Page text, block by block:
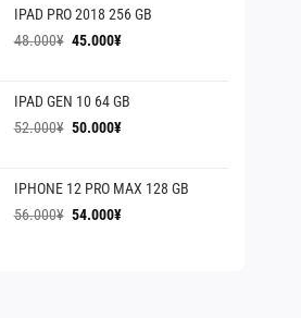
60.000¥.là:
55.000¥.
IPAD PRO 2018 256 GB
48.000¥ Giá
48.000¥.
45.000¥Giá
là:
45.000¥.
IPAD GEN 10 64 GB
52.000¥ Giá
52.000¥.
50.000¥Giá
là:
50.000¥.
IPHONE 12 PRO MAX 128 GB
56.000¥ Giá
54.000¥Giá